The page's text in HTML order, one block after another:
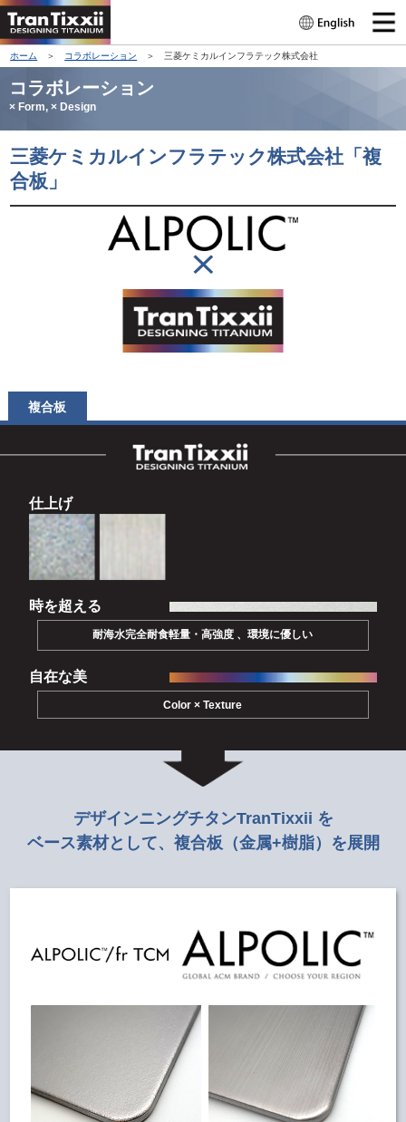
ホーム ＞ コラボレーション ＞ 三菱ケミカルインフラテック株式会社
コラボレーション
× Form, × Design
三菱ケミカルインフラテック株式会社「複
合板」
複合板
仕上げ
時を超える
耐海水完全耐食軽量・高強度 、環境に優しい
自在な美
Color × Texture
デザインニングチタンTranTixxii を
ベース素材として、複合板（金属+樹脂）を展開